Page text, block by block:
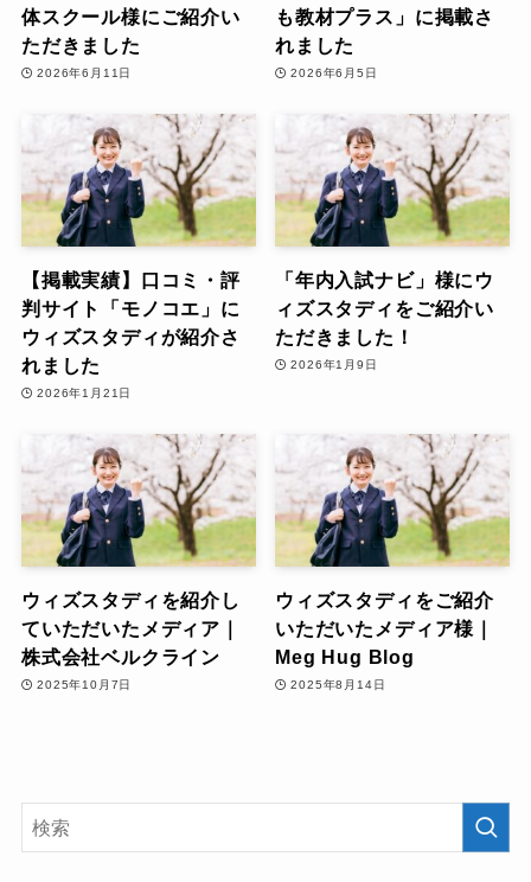
体スクール様にご紹介い
ただきました
2026年6月11日
も教材プラス」に掲載さ
れました
2026年6月5日
【掲載実績】口コミ・評
判サイト「モノコエ」に
ウィズスタディが紹介さ
れました
2026年1月21日
「年内入試ナビ」様にウ
ィズスタディをご紹介い
ただきました！
2026年1月9日
ウィズスタディを紹介し
ていただいたメディア｜
株式会社ベルクライン
2025年10月7日
ウィズスタディをご紹介
いただいたメディア様｜
Meg Hug Blog
2025年8月14日